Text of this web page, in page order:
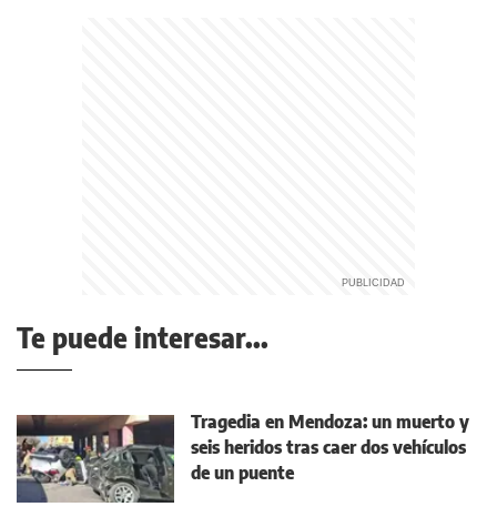
Te puede interesar...
Tragedia en Mendoza: un muerto y
seis heridos tras caer dos vehículos
de un puente